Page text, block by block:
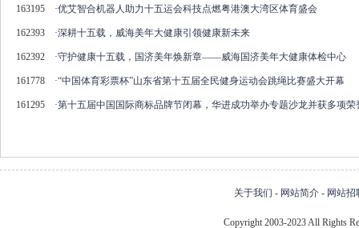
163195 ·优艾智合机器人助力十五运会科技点燃粤港澳大湾区体育盛会
162393 ·深耕十五载，威海美年大健康引领健康新未来
162392 ·守护健康十五载，国济美年焕新章——威海国济美年大健康体检中心
161778 ·“中国体育彩票杯”山东省第十五届全民健身运动会跳绳比赛盛大开幕
161295 ·第十五届中国国际商标品牌节闭幕，华进成功举办专题沙龙并获多项荣
关于我们 - 网站简介 - 网站招
Copyright 2003-2023 All Rights